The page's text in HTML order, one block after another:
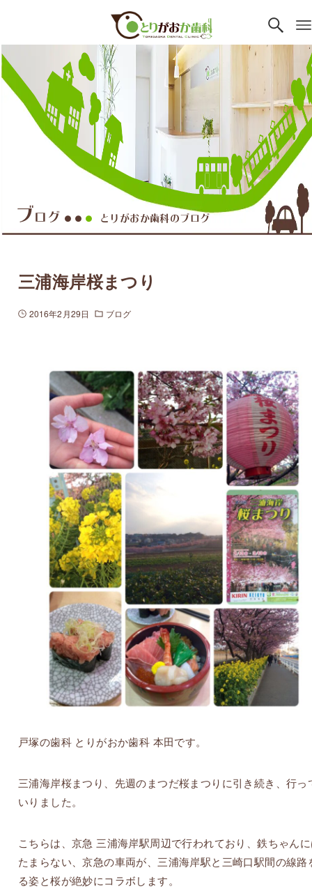
ブログ ●● ● とりがおか歯科のブログ
三浦海岸桜まつり
2016年2月29日 ブログ
戸塚の歯科 とりがおか歯科 本田です。
三浦海岸桜まつり、先週のまつだ桜まつりに引き続き、行っ
いりました。
こちらは、京急 三浦海岸駅周辺で行われており、鉄ちゃん
たまらない、京急の車両が、三浦海岸駅と三崎口駅間の線路
る姿と桜が絶妙にコラボします。